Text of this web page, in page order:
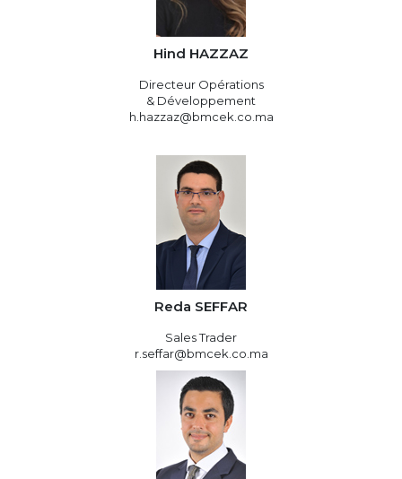
Hind HAZZAZ
Directeur Opérations
& Développement
h.hazzaz@bmcek.co.ma
Reda SEFFAR
Sales Trader
r.seffar@bmcek.co.ma